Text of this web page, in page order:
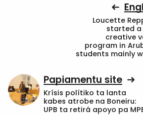
Loucette
started a
creative
program in
students mainly
Papiamentu site
Krísis polítiko ta lanta
kabes atrobe na Boneiru:
UPB ta retirá apoyo pa